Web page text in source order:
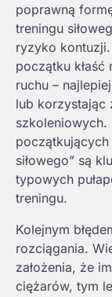
poprawną
treningu
ryzyko
początku kłaść
ruchu –
lub korzystając
szkoleniowych.
początkujących
siłowego” są
typowych
treningu.
Kolejnym
rozciągania.
założenia, że
ciężarów, tym